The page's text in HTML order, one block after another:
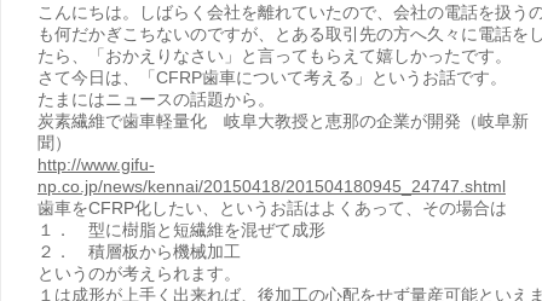
こんにちは。しばらく会社を離れていたので、会社の電話を扱う
も何だかぎこちないのですが、とある取引先の方へ久々に電話を
たら、「おかえりなさい」と言ってもらえて嬉しかったです。
さて今日は、「CFRP歯車について考える」というお話です。
たまにはニュースの話題から。
炭素繊維で歯車軽量化 岐阜大教授と恵那の企業が開発（岐阜新
聞）
http://www.gifu-
np.co.jp/news/kennai/20150418/201504180945_24747.shtml
歯車をCFRP化したい、というお話はよくあって、その場合は
１． 型に樹脂と短繊維を混ぜて成形
２． 積層板から機械加工
というのが考えられます。
１は成形が上手く出来れば、後加工の心配をせず量産可能といえ